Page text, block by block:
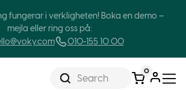
fungerar i verkligheten! Boka en demo –
mejla eller ring oss på:
010-155 10 00
Search
0